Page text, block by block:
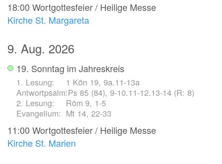
18:00 Wortgottesfeier / Heilige Messe
Kirche St. Margareta
9. Aug. 2026
19. Sonntag im Jahreskreis
1 Kön 19, 9a.11-13a
Ps 85 (84), 9-10.11-12.13-14 (R: 8)
Röm 9, 1-5
Mt 14, 22-33
11:00 Wortgottesfeier / Heilige Messe
Kirche St. Marien